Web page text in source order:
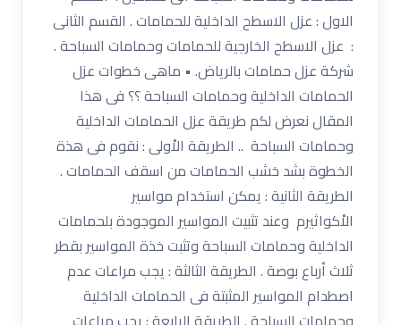
الاول : عزل الاسطح الداخلية للحمامات . القسم الثانى
: عزل الاسطح الخارجية للحمامات وحمامات السباحة .
شركة عزل حمامات بالرياض. • ماهى خطوات عزل
الحمامات الداخلية وحمامات السباحة ؟؟ فى هذا
المقال نعرض لكم طريقة عزل الحمامات الداخلية
وحمامات السباحة .. الطريقة الاْولى : نقوم فى هذة
الخطوة بشد خشب الحمامات من اسقف الحمامات .
الطريقة الثانية : يمكن استخدام مواسير
الاْكواثيرم وعند تثبيت المواسير الموجودة بلحمامات
الداخلية وحمامات السباحة وتثبت خذة المواسير بقطر
ثلاث أرباع بوصة . الطريقة الثالثة : يجب مراعات عدم
اصطدام المواسير المثبتة فى الحمامات الداخلية